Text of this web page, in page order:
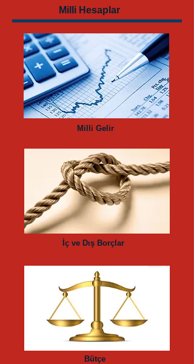
Milli Hesaplar
Milli Gelir
İç ve Dış Borçlar
Bütçe